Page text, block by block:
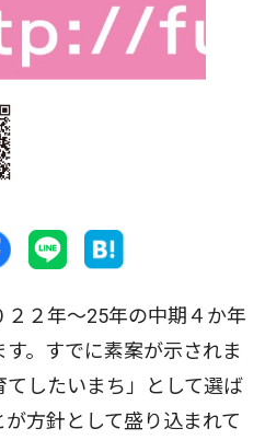
２年〜25年の中期４か年
。すでに素案が示されま
てしたいまち」として選ば
方針として盛り込まれて